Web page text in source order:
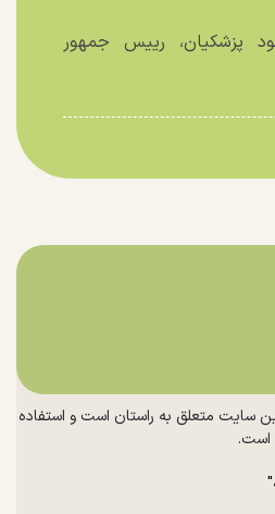
پزشکیان، رییس جمهور
سایت متعلق به راستان است و استفاده
است.